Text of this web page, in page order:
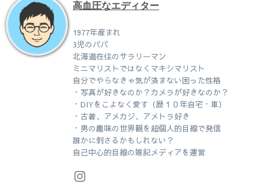
高血圧なエディター
1977年産まれ
3児のパパ
北海道在住のサラリーマン
ミニマリストではなくマキシマリスト
自分でやらなきゃ気が済まない困った性格
・写真が好きなのか？カメラが好きなのか？
・DIYをこよなく愛す（歴１０年自宅・車）
・古着、アメカジ、アメトラ好き
・男の趣味の世界観を超個人的目線で発信
誰かに刺さるかもしれない？
自己中心的目線の雑記メディアを運営